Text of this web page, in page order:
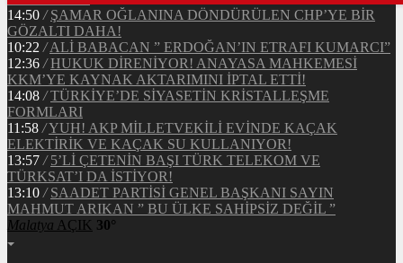
14:50 / ŞAMAR OĞLANINA DÖNDÜRÜLEN CHP’YE BİR
GÖZALTI DAHA!
10:22 / ALİ BABACAN ” ERDOĞAN’IN ETRAFI KUMARCI”
12:36 / HUKUK DİRENİYOR! ANAYASA MAHKEMESİ
KKM’YE KAYNAK AKTARIMINI İPTAL ETTİ!
14:08 / TÜRKİYE’DE SİYASETİN KRİSTALLEŞME
FORMLARI
11:58 /YUH! AKP MİLLETVEKİLİ EVİNDE KAÇAK
ELEKTİRİK VE KAÇAK SU KULLANIYOR!
13:57 / 5’Lİ ÇETENİN BAŞI TÜRK TELEKOM VE
TÜRKSAT’I DA İSTİYOR!
13:10 / SAADET PARTİSİ GENEL BAŞKANI SAYIN
MAHMUT ARIKAN ” BU ÜLKE SAHİPSİZ DEĞİL ”
Malatya AÇIK 30°